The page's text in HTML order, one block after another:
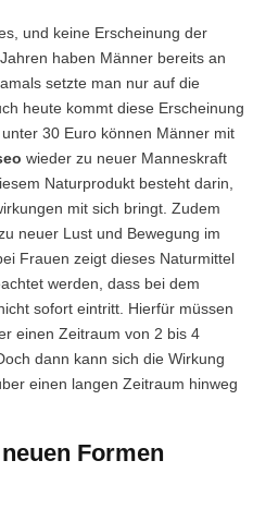
und keine Erscheinung der
haben Männer bereits an
setzte man nur auf die
heute kommt diese Erscheinung
30 Euro können Männer mit
wieder zu neuer Manneskraft
Naturprodukt besteht darin,
mit sich bringt. Zudem
neuer Lust und Bewegung im
Frauen zeigt dieses Naturmittel
werden, dass bei dem
sofort eintritt. Hierfür müssen
einen Zeitraum von 2 bis 4
dann kann sich die Wirkung
einen langen Zeitraum hinweg
Formen